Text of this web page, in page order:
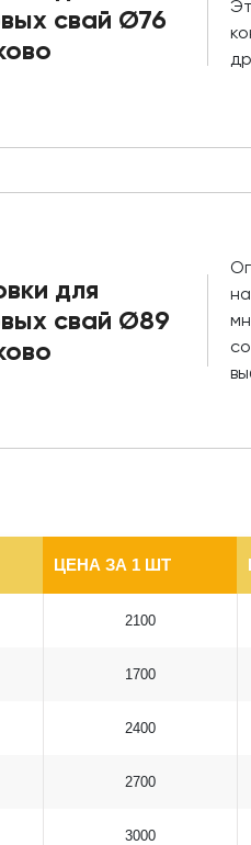
свай Ø76
для
свай Ø89
ЦЕНА ЗА 1 ШТ
2100
1700
2400
2700
3000